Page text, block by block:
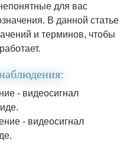
для вас
В данной статье
и терминов, чтобы
- видеосигнал
- видеосигнал